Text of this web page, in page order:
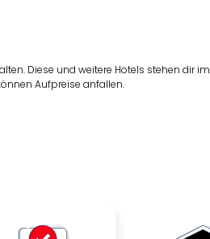
Diese und weitere Hotels stehen dir im
Aufpreise anfallen.